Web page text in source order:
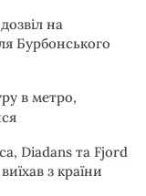
на
Бурбонського
в метро,
Diadans та Fjord
з країни